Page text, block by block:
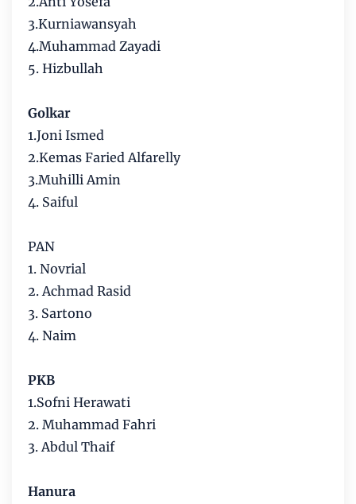
3.Kurniawansyah
4.Muhammad Zayadi
5. Hizbullah
Golkar
1.Joni Ismed
2.Kemas Faried Alfarelly
3.Muhilli Amin
4. Saiful
PAN
1. Novrial
2. Achmad Rasid
3. Sartono
4. Naim
PKB
1.Sofni Herawati
2. Muhammad Fahri
3. Abdul Thaif
Hanura